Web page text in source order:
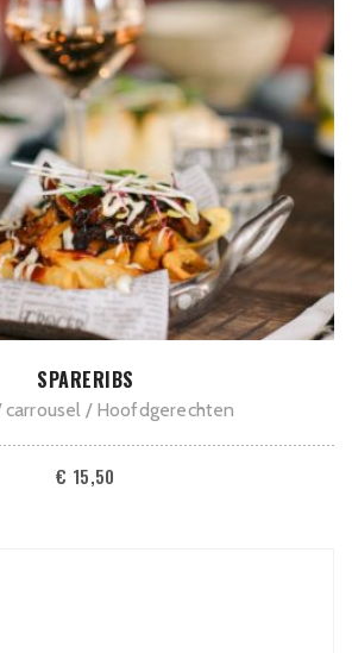
AAN WINKELWAGEN
SPARERIBS
carrousel Hoofdgerechten
€ 15,50